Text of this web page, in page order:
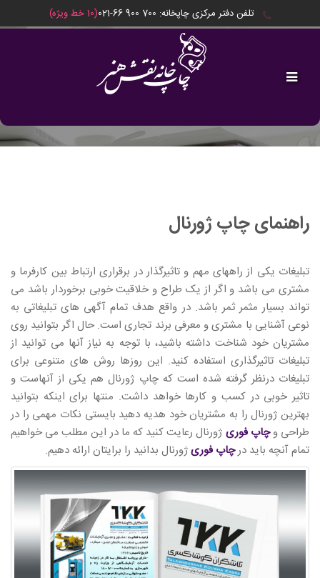
تلفن دفتر مرکزی چاپخانه: ‎021-66 900 700 (10 خط ویژه)
مقالات
راهنمای چاپ ژورنال
تبلیغات یکی از راههای مهم و تاثیرگذار در برقراری ارتباط بین کارفرما و
مشتری می باشد و اگر از یک طراح و خلاقیت خوبی برخوردار باشد می
تواند بسیار مثمر ثمر باشد. در واقع هدف تمام آگهی های تبلیغاتی به
نوعی آشنایی با مشتری و معرفی برند تجاری است. حال اگر بتوانید روی
مشتریان خود شناخت داشته باشید، با توجه به نیاز آنها می توانید از
تبلیغات تاثیرگذاری استفاده کنید. این روزها روش های متنوعی برای
تبلیغات درنظر گرفته شده است که چاپ ژورنال هم یکی از آنهاست و
تاثیر خوبی در کسب و کارها خواهد داشت. منتها برای اینکه بتوانید
بهترین ژورنال را به مشتریان خود هدیه دهید بایستی نکات مهمی را در
طراحی وچاپ فوری ژورنال رعایت کنید که ما در این مطلب می خواهیم
تمام آنچه باید درچاپ فوریژورنال بدانید را برایتان ارائه دهیم.